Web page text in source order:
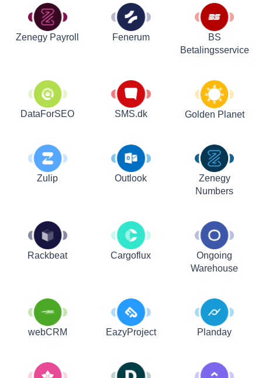
Zenegy Payroll Fenerum
BS
Betalingsservice
DataForSEO SMS.dk Golden Planet
Zulip Outlook
Zenegy
Numbers
Rackbeat Cargoflux
Ongoing
Warehouse
webCRM EazyProject Planday